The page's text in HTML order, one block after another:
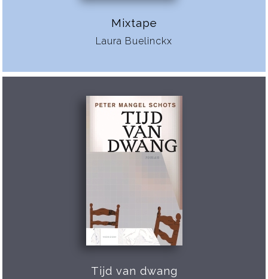
Mixtape
Laura Buelinckx
Tijd van dwang